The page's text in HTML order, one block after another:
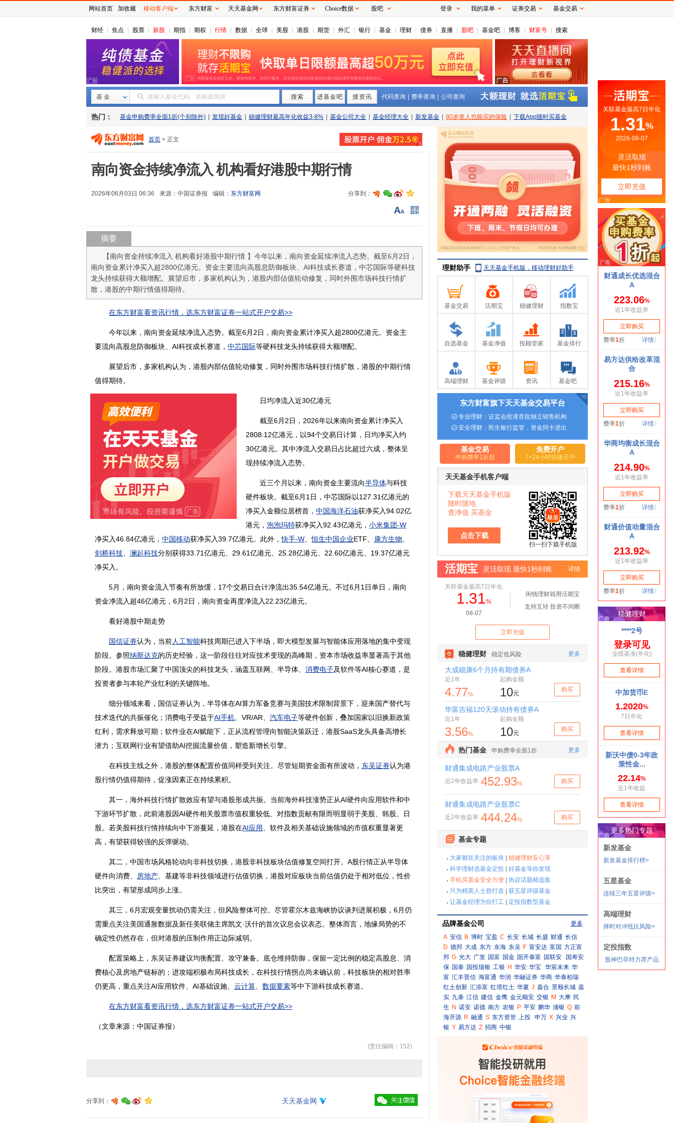
财经 焦点 股票 新股 期指 期权 行情 数据 全球 美股 港股 期货 外汇 银行 基金 理财 债券 直播 股吧 基金吧 博客 财富号 搜索
基 金 请输入基金代码、名称或简拼 搜索 进基金吧 搜资讯 代码查询 费率查询 公司查询
热门： 基金申购费率全面1折(个别除外) 发现好基金 稳健理财最高年化收益3-8% 基金公司大全 基金经理大全 新发基金 80岁老人也能买的保险 下载App随时买基金
首页 > 正文
南向资金持续净流入 机构看好港股中期行情
2026年06月03日 06:36 来源： 中国证券报 编辑： 东方财富网 分享到：
摘要
【南向资金持续净流入 机构看好港股中期行情 】今年以来，南向资金延续净流入态势。截至6月2日，
南向资金累计净买入超2800亿港元。资金主要流向高股息防御板块、AI科技成长赛道，中芯国际等硬科技
龙头持续获得大额增配。展望后市，多家机构认为，港股内部估值轮动修复，同时外围市场科技行情扩
散，港股的中期行情值得期待。
在东方财富看资讯行情，选东方财富证券一站式开户交易>>
今年以来，南向资金延续净流入态势。截至6月2日，南向资金累计净买入超2800亿港元。资金主
要流向高股息防御板块、AI科技成长赛道， 中芯国际等硬科技龙头持续获得大额增配。
展望后市，多家机构认为，港股内部估值轮动修复，同时外围市场科技行情扩散，港股的中期行情
值得期待。
日均净流入近30亿港元
截至6月2日，2026年以来南向资金累计净买入
2808.12亿港元，以94个交易日计算，日均净买入约
30亿港元。其中净流入交易日占比超过六成，整体呈
现持续净流入态势。
近三个月以来，南向资金主要流向半导体与科技
硬件板块。截至6月1日， 中芯国际以127.31亿港元的
净买入金额位居榜首， 中国海洋石油获净买入94.02亿
港元， 泡泡玛特获净买入92.43亿港元， 小米集团-W
净买入46.84亿港元， 中国移动获净买入39.7亿港元。此外，快手-W 、恒生中国企业ETF、 康方生物
剑桥科技
澜起科技分别获得33.71亿港元、29.61亿港元、25.28亿港元、22.60亿港元、19.37亿港元
净买入。
5月，南向资金流入节奏有所放缓，17个交易日合计净流出35.54亿港元。不过6月1日单日，南向
资金净流入超46亿港元，6月2日，南向资金再度净流入22.23亿港元。
看好港股中期走势
国信证券认为，当前人工智能科技周期已进入下半场，即大模型发展与智能体应用落地的集中变现
阶段。参照纳斯达克的历史经验，这一阶段往往对应技术变现的高峰期，资本市场收益率显著高于其他
阶段。港股市场汇聚了中国顶尖的科技龙头，涵盖互联网、 半导体 消费电子及软件等AI核心赛道，是
投资者参与本轮产业红利的关键阵地。
细分领域来看， 国信证券认为， 半导体在AI算力军备竞赛与美国技术限制背景下，迎来国产替代与
技术迭代的共振催化； 消费电子受益于AI手机 、VR/AR、 汽车电子等硬件创新，叠加国家以旧换新政策
红利，需求释放可期；软件业在AI赋能下，正从流程管理向智能决策跃迁，港股SaaS龙头具备高增长
潜力；互联网行业有望借助AI挖掘流量价值，塑造新增长引擎。
在科技主线之外，港股的整体配置价值同样受到关注。尽管短期资金面有所波动， 东吴证券认为港
股行情仍值得期待，促涨因素正在持续累积。
其一，海外科技行情扩散效应有望与港股形成共振。当前海外科技涨势正从AI硬件向应用软件和中
下游环节扩散，此前港股因AI硬件相关股票市值权重较低、对指数贡献有限而明显弱于美股、韩股、日
股。若美股科技行情持续向中下游蔓延，港股在AI应用
、软件及相关基础设施领域的市值权重显著更
高，有望获得较强的反弹驱动。
其二，中国市场风格轮动向非科技切换，港股非科技板块估值修复空间打开。A股行情正从半导体
硬件向消费、
房地产 、基建等非科技领域进行估值切换，港股对应板块当前估值仍处于相对低位，性价
比突出，有望形成同步上涨。
其三，6月宏观变量扰动仍需关注，但风险整体可控。尽管霍尔木兹海峡协议谈判进展积极，6月仍
需重点关注美国通胀数据及新任美联储主席凯文·沃什的首次议息会议表态。整体而言，地缘局势的不
确定性仍然存在，但对港股的压制作用正边际减弱。
配置策略上， 东吴证券建议均衡配置、攻守兼备。底仓维持防御，保留一定比例的稳定高股息、消
费核心及 房地产链标的；进攻端积极布局科技成长，在科技行情拐点尚未确认前，科技板块的相对胜率
仍更高，重点关注AI应用软件、AI基础设施、 云计算 数据要素等中下游科技成长赛道。
在东方财富看资讯行情，选东方财富证券一站式开户交易>>
（文章来源：中国证券报）
(责任编辑：152)
分享到： 天天基金网
理财助手 天天基金手机版，移动理财好助手
基金交易 活期宝 稳健理财 指数宝
自选基金 基金净值 投顾管家 基金排行
高端理财 基金评级 资讯 基金吧
品牌基金公司
更多
A 安信 B 博时 宝盈 C 长安 长城 长盛 财通 长信
D 德邦 大成 东方 东海 东吴 F 富安达 富国 方正富
邦 G 光大 广发 国富 国金 国开泰富 国联安
国寿安
保 国泰 国投瑞银 工银 H 华安 华宝 华宸未来 华
富 汇丰晋信 海富通 华润 华融证券 华商 华泰柏瑞
红土创新 汇添富 红塔红土 华夏 J 嘉合 景顺长城 嘉
实 九泰 江信 建信 金鹰 金元顺安 交银 M 大摩 民
生 N 诺安 诺德 南方 农银 P 平安 鹏华 浦银 Q 前
海开源 R 融通 S 东方资管 上投 申万 X 兴业 兴
银 Y 易方达 Z 招商 中银
网站首页 加收藏 移动客户端 东方财富 天天基金网 东方财富证券 Choice数据 股吧 登录 我的菜单 证券交易 基金交易